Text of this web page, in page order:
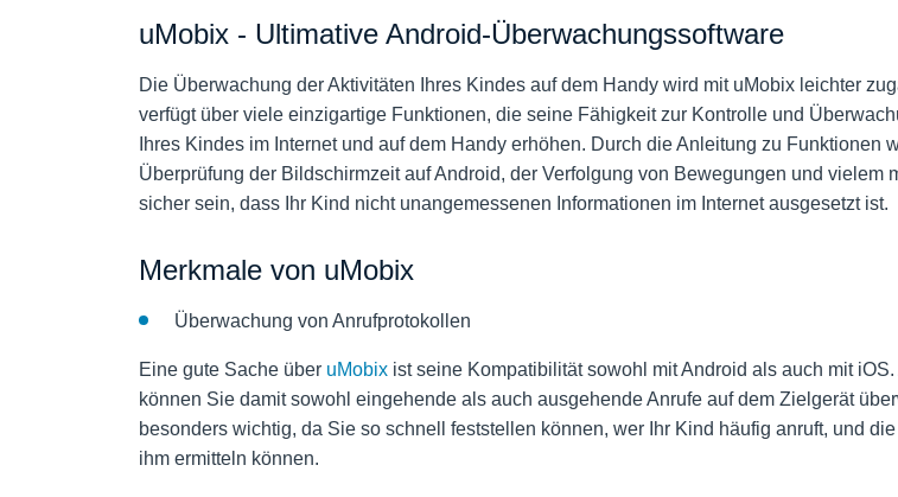
uMobix - Ultimative Android-Überwachungssoftware
Die Überwachung der Aktivitäten Ihres Kindes auf dem Handy wird mit uMobix leichter
verfügt über viele einzigartige Funktionen, die seine Fähigkeit zur Kontrolle und
Ihres Kindes im Internet und auf dem Handy erhöhen. Durch die Anleitung zu Funktionen
Überprüfung der Bildschirmzeit auf Android, der Verfolgung von Bewegungen und vielem
sicher sein, dass Ihr Kind nicht unangemessenen Informationen im Internet ausgesetzt ist.
Merkmale von uMobix
Überwachung von Anrufprotokollen
Eine gute Sache über uMobix ist seine Kompatibilität sowohl mit Android als auch mit
können Sie damit sowohl eingehende als auch ausgehende Anrufe auf dem Zielgerät
besonders wichtig, da Sie so schnell feststellen können, wer Ihr Kind häufig anruft, und
ihm ermitteln können.